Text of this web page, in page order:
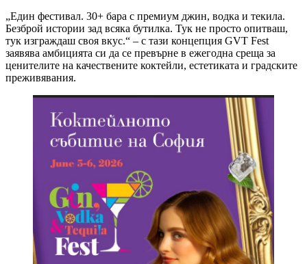
„Един фестивал. 30+ бара с премиум джин, водка и текила.
Безброй истории зад всяка бутилка. Тук не просто опитваш,
тук изграждаш своя вкус.“ – с тази концепция GVT Fest
заявява амбицията си да се превърне в ежегодна среща за
ценителите на качествените коктейли, естетиката и градските
преживявания.